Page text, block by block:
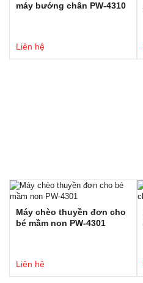
máy bướng chân PW-4310
Liên hệ
Máy chèo thuyền đơn cho
bé mầm non PW-4301
Liên hệ